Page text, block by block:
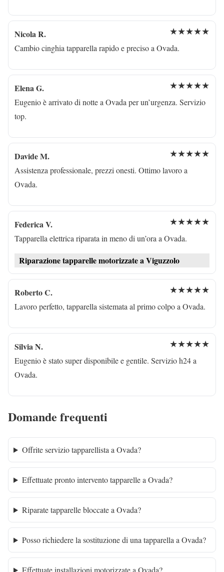
Nicola R. ★★★★★
Cambio cinghia tapparella rapido e preciso a Ovada.
Elena G. ★★★★★
Eugenio è arrivato di notte a Ovada per un’urgenza. Servizio
top.
Davide M. ★★★★★
Assistenza professionale, prezzi onesti. Ottimo lavoro a
Ovada.
Federica V. ★★★★★
Tapparella elettrica riparata in meno di un’ora a Ovada.
Riparazione tapparelle motorizzate a Viguzzolo
Roberto C. ★★★★★
Lavoro perfetto, tapparella sistemata al primo colpo a Ovada.
Silvia N. ★★★★★
Eugenio è stato super disponibile e gentile. Servizio h24 a
Ovada.
Domande frequenti
Offrite servizio tapparellista a Ovada?
Effettuate pronto intervento tapparelle a Ovada?
Riparate tapparelle bloccate a Ovada?
Posso richiedere la sostituzione di una tapparella a Ovada?
Effettuate installazioni motorizzate a Ovada?